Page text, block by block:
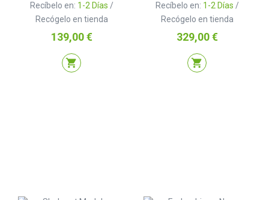
Recíbelo en: 1-2 Días /
Recógelo en tienda
Precio
139,00 €
shopping_cart
Recíbelo en: 1-2 Días /
Recógelo en tienda
Precio
329,00 €
shopping_cart